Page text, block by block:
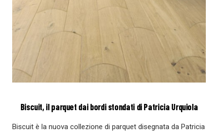
Biscuit, il parquet dai bordi stondati di Patricia Urquiola
Biscuit è la nuova collezione di parquet disegnata da Patricia